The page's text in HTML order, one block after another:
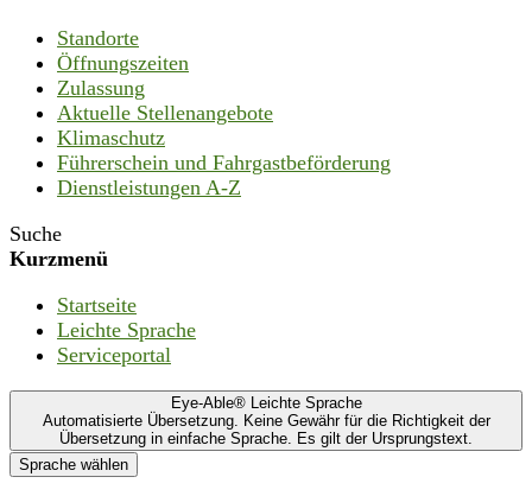
Standorte
Öffnungszeiten
Zulassung
Aktuelle Stellenangebote
Klimaschutz
Führerschein und Fahrgastbeförderung
Dienstleistungen A-Z
Suche
Kurzmenü
Startseite
Leichte Sprache
Serviceportal
Eye-Able® Leichte Sprache
Automatisierte Übersetzung. Keine Gewähr für die Richtigkeit der
Übersetzung in einfache Sprache. Es gilt der Ursprungstext.
Sprache wählen